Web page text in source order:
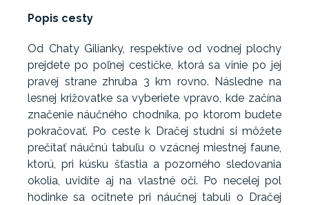
Popis cesty
Od Chaty Gilianky, respektíve od vodnej plochy
prejdete po poľnej cestičke, ktorá sa vinie po jej
pravej strane zhruba 3 km rovno. Následne na
lesnej križovatke sa vyberiete vpravo, kde začína
značenie náučného chodníka, po ktorom budete
pokračovať. Po ceste k Dračej studni si môžete
prečítať náučnú tabuľu o vzácnej miestnej faune,
ktorú, pri kúsku šťastia a pozorného sledovania
okolia, uvidíte aj na vlastné oči. Po necelej pol
hodinke sa ocitnete pri náučnej tabuli o Dračej